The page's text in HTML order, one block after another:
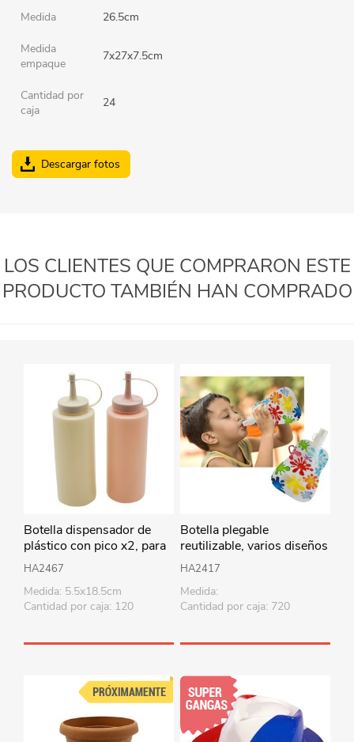
Medida 26.5cm
Medida
empaque
7x27x7.5cm
Cantidad por
caja
24
Descargar fotos
LOS CLIENTES QUE COMPRARON ESTE
PRODUCTO TAMBIÉN HAN COMPRADO
Botella dispensador de
plástico con pico x2, para
salsas, en bolsa
HA2467
Medida: 5.5x18.5cm
Cantidad por caja: 120
Botella plegable
reutilizable, varios diseños
HA2417
Medida:
Cantidad por caja: 720